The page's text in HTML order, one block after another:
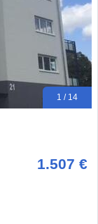
1 / 14
1.507 €